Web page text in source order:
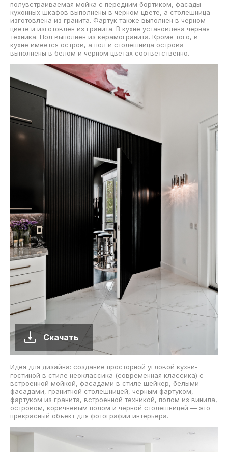
полувстраиваемая мойка с передним бортиком, фасады
кухонных шкафов выполнены в черном цвете, а столешница
изготовлена из гранита. Фартук также выполнен в черном
цвете и изготовлен из гранита. В кухне установлена черная
техника. Пол выполнен из керамогранита. Кроме того, в
кухне имеется остров, а пол и столешница острова
выполнены в белом и черном цветах соответственно.
Скачать
Идея для дизайна: создание просторной угловой кухни-
гостиной в стиле неоклассика (современная классика) с
встроенной мойкой, фасадами в стиле шейкер, белыми
фасадами, гранитной столешницей, черным фартуком,
фартуком из гранита, встроенной техникой, полом из винила,
островом, коричневым полом и черной столешницей — это
прекрасный объект для фотографии интерьера.